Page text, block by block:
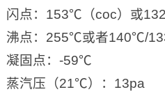
闪点：153℃（coc）或
沸点：255℃或者140℃/
凝固点：-59℃
蒸汽压（21℃）：13pa